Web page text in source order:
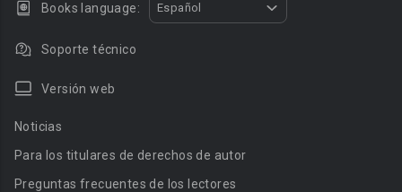
Books language: Español
Soporte técnico
Versión web
Noticias
Para los titulares de derechos de autor
Preguntas frecuentes de los lectores